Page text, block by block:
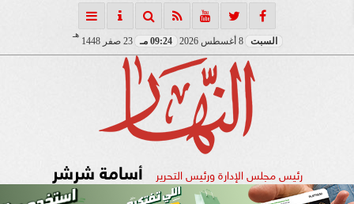
السبت 8 أغسطس 2026 09:24 مـ 23 صفر 1448
هـ
رئيس مجلس الإدارة ورئيس التحرير أسامة شرشر